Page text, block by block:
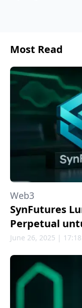
Most Read
Web3
SynFutures
Perpetual
June 26, 2025 |